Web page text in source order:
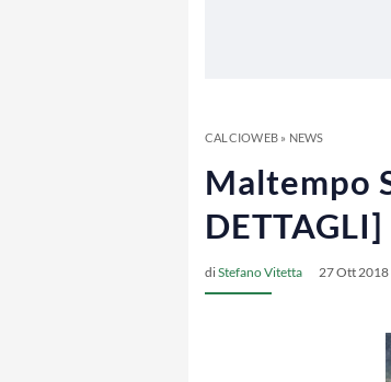
CALCIOWEB» NEWS
Maltempo
DETTAGLI]
diStefano Vitetta 27 Ott